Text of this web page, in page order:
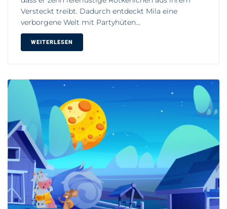
Versteckt treibt. Dadurch entdeckt Mila eine
verborgene Welt mit Partyhüten...
WEITERLESEN